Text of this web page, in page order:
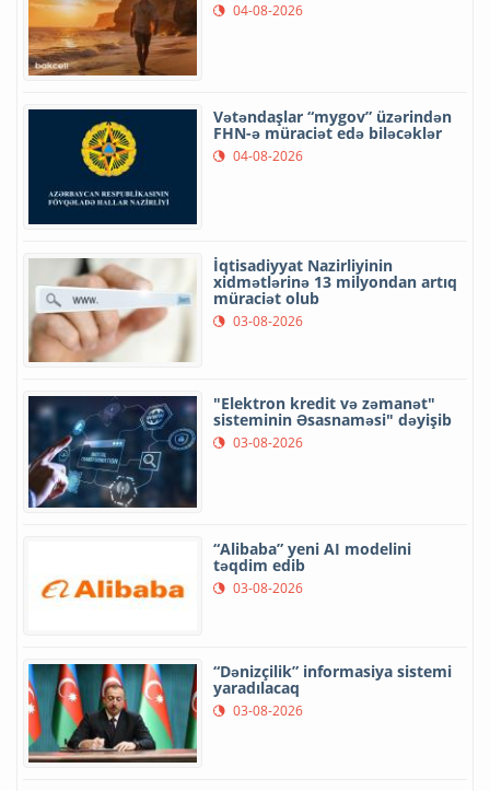
04-08-2026
Vətəndaşlar “mygov” üzərindən
FHN-ə müraciət edə biləcəklər
04-08-2026
İqtisadiyyat Nazirliyinin
xidmətlərinə 13 milyondan artıq
müraciət olub
03-08-2026
"Elektron kredit və zəmanət"
sisteminin Əsasnaməsi" dəyişib
03-08-2026
“Alibaba” yeni AI modelini
təqdim edib
03-08-2026
“Dənizçilik” informasiya sistemi
yaradılacaq
03-08-2026